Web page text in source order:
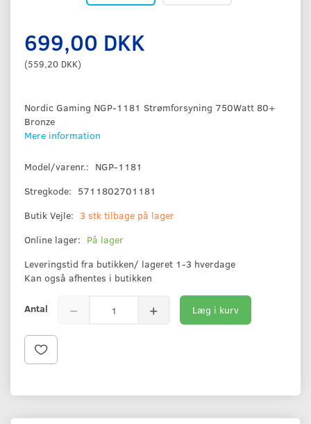
699,00 DKK
(559,20 DKK)
Nordic Gaming NGP-1181 Strømforsyning 750Watt 80+
Bronze
Mere information
Model/varenr.: NGP-1181
Stregkode: 5711802701181
Butik Vejle: 3 stk tilbage på lager
Online lager: På lager
Leveringstid fra butikken/ lageret 1-3 hverdage
Kan også afhentes i butikken
Antal Læg i kurv